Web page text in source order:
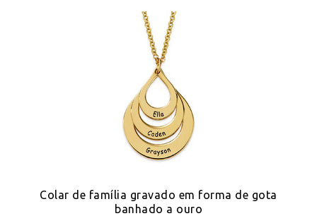
Colar de família gravado em forma de gota
banhado a ouro